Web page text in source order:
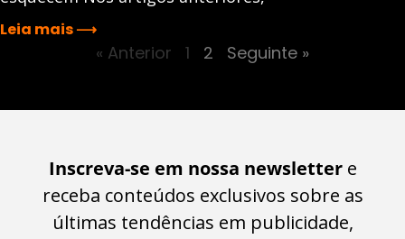
Leia mais ⟶
« Anterior 1 2 Seguinte »
Inscreva-se em nossa newslettere
receba conteúdos exclusivos sobre as
últimas tendências em publicidade,